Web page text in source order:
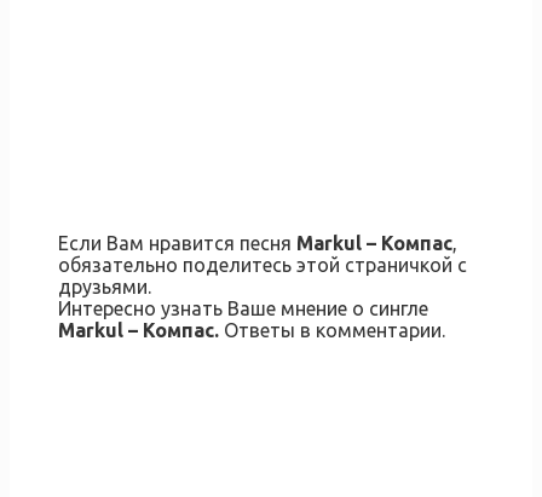
Если Вам нравится песня Markul – Компас,
обязательно поделитесь этой страничкой с
друзьями.
Интересно узнать Ваше мнение о сингле
Markul – Компас. Ответы в комментарии.